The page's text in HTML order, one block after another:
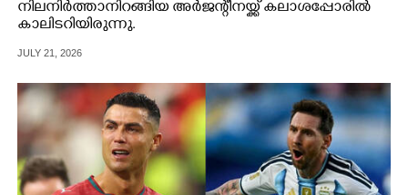
എഎഫ്എ
നിലനിര്‍ത്താനിറങ്ങിയ അര്‍ജന്റീനയ്ക്ക് കലാശപ്പോരില്‍
കാലിടറിയിരുന്നു.
JULY 21, 2026